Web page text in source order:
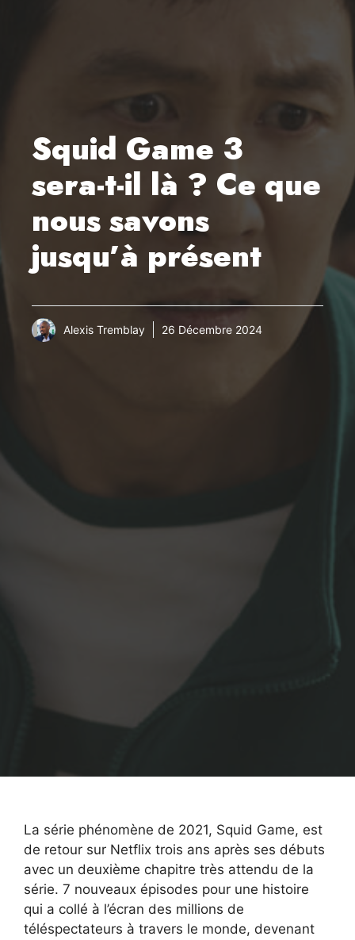
Squid Game 3
sera-t-il là ? Ce que
nous savons
jusqu’à présent
Alexis Tremblay 26 Décembre 2024
La série phénomène de 2021, Squid Game, est
de retour sur Netflix trois ans après ses débuts
avec un deuxième chapitre très attendu de la
série. 7 nouveaux épisodes pour une histoire
qui a collé à l’écran des millions de
téléspectateurs à travers le monde, devenant